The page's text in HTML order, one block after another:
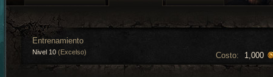
Costo: 1,000
Entrenamiento
Nivel 10 (Excelso)